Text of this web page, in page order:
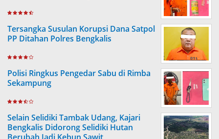
Tersangka Susulan Korupsi Dana Satpol
PP Ditahan Polres Bengkalis
Polisi Ringkus Pengedar Sabu di Rimba
Sekampung
Selain Selidiki Tambak Udang, Kajari
Bengkalis Didorong Selidiki Hutan
Berubah Jadi Kebun Sawit